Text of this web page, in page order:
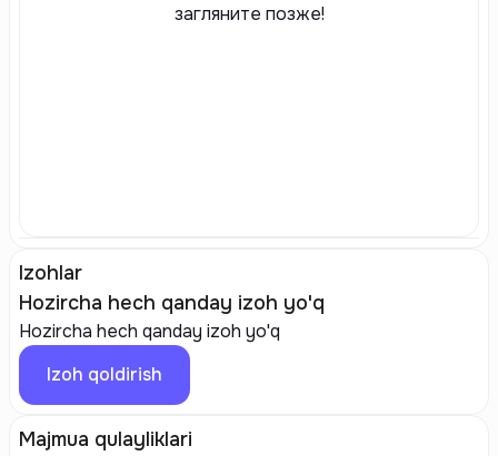
загляните позже!
Izohlar
Hozircha hech qanday izoh yo'q
Hozircha hech qanday izoh yo'q
Izoh qoldirish
Majmua qulayliklari